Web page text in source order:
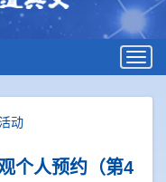
动
个人预约（第4